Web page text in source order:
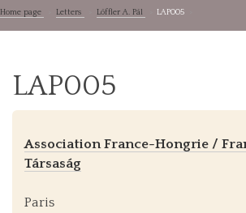
Home page Letters Löffler A. Pál LAP005
LAP005
Association France-Hongrie /
Társaság
Paris